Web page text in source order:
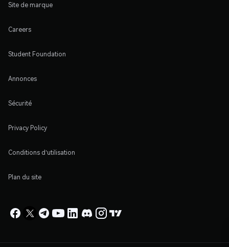
Site de marque
Careers
Student Foundation
Annonces
Sécurité
Privacy Policy
Conditions d'utilisation
Plan du site